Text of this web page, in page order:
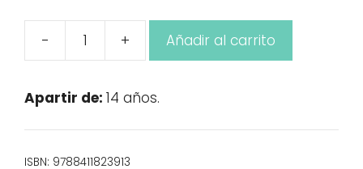
-
Algo
Otoño
+ Añadir al carrito
Apartir de: 14 años.
ISBN: 9788411823913